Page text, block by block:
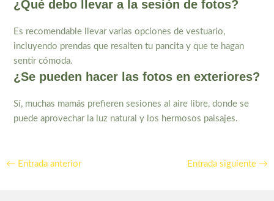
¿Qué debo llevar a la sesión de fotos?
Es recomendable llevar varias opciones de vestuario,
incluyendo prendas que resalten tu pancita y que te hagan
sentir cómoda.
¿Se pueden hacer las fotos en exteriores?
Sí, muchas mamás prefieren sesiones al aire libre, donde se
puede aprovechar la luz natural y los hermosos paisajes.
← Entrada anterior Entrada siguiente →